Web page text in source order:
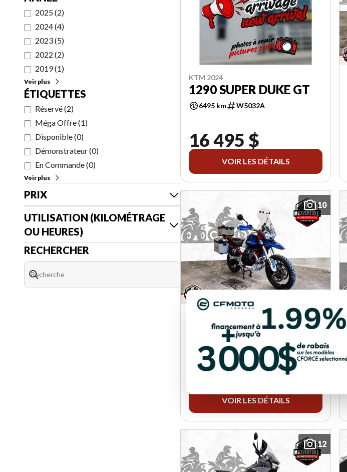
2025(2)
2024(4)
2023(5)
2022 (2)
2019(1)
Voir plus
ÉTIQUETTES
Réservé(2)
Méga Offre(1)
Disponible(0)
Démonstrateur(0)
En Commande(0)
Voir plus
PRIX
UTILISATION (KILOMÉTRAGE
OU HEURES)
RECHERCHER
KTM 2024
1290 SUPER DUKE GT
6495 km W5032A
16 495 $
VOIR LES DÉTAILS
10
V85 TT
40673 km
W1374B
10 995 $
Épargnez 2 000 $
8 995 $
VOIR LES DÉTAILS
12